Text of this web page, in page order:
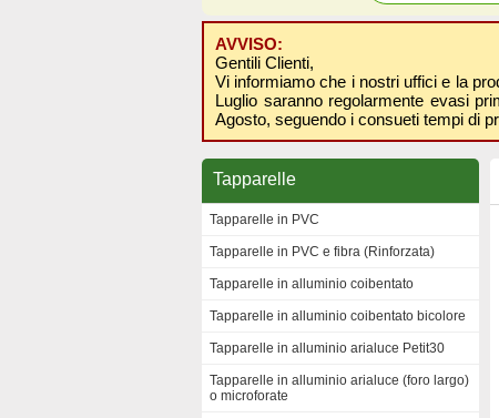
AVVISO:
Gentili Clienti,
Vi informiamo che i nostri uffici e la
Luglio saranno regolarmente evasi
Agosto, seguendo i consueti tempi di
Tapparelle
Tapparelle in PVC
Tapparelle in PVC e fibra (Rinforzata)
Tapparelle in alluminio coibentato
Tapparelle in alluminio coibentato bicolore
Tapparelle in alluminio arialuce Petit30
Tapparelle in alluminio arialuce (foro largo)
o microforate